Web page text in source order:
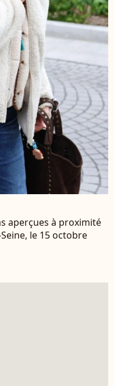
aperçues à proximité
le 15 octobre